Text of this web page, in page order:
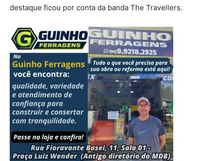
destaque ficou por conta da banda The Travellers.